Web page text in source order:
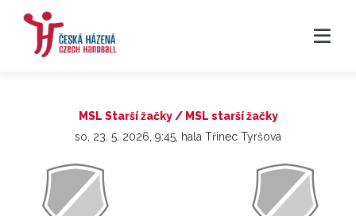
MSL Starší žačky / MSL starší žačky
so, 23. 5. 2026, 9:45, hala Třinec Tyršova